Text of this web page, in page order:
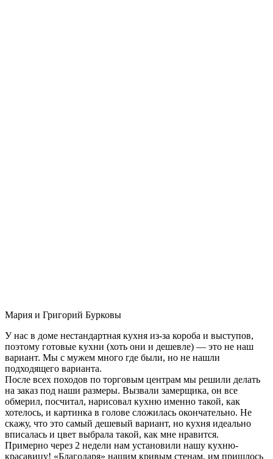
Мария и Григорий Бурковы
У нас в доме нестандартная кухня из-за короба и выступов,
поэтому готовые кухни (хоть они и дешевле) — это не наш
вариант. Мы с мужем много где были, но не нашли
подходящего варианта.
После всех походов по торговым центрам мы решили делать
на заказ под наши размеры. Вызвали замерщика, он все
обмерил, посчитал, нарисовал кухню именно такой, как
хотелось, и картинка в голове сложилась окончательно. Не
скажу, что это самый дешевый вариант, но кухня идеально
вписалась и цвет выбрала такой, как мне нравится.
Примерно через 2 недели нам установили нашу кухню-
красавицу! «Благодаря» нашим кривым стенам, им пришлось